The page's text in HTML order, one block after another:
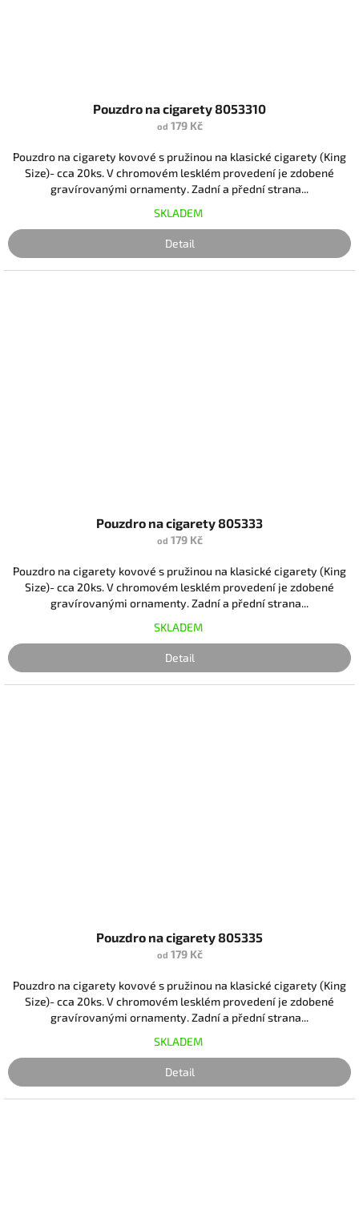
Pouzdro na cigarety 8053310
od 179 Kč
Pouzdro na cigarety kovové s pružinou na klasické cigarety (King
Size)- cca 20ks. V chromovém lesklém provedení je zdobené
gravírovanými ornamenty. Zadní a přední strana...
SKLADEM
Detail
Pouzdro na cigarety 805333
od 179 Kč
Pouzdro na cigarety kovové s pružinou na klasické cigarety (King
Size)- cca 20ks. V chromovém lesklém provedení je zdobené
gravírovanými ornamenty. Zadní a přední strana...
SKLADEM
Detail
Pouzdro na cigarety 805335
od 179 Kč
Pouzdro na cigarety kovové s pružinou na klasické cigarety (King
Size)- cca 20ks. V chromovém lesklém provedení je zdobené
gravírovanými ornamenty. Zadní a přední strana...
SKLADEM
Detail